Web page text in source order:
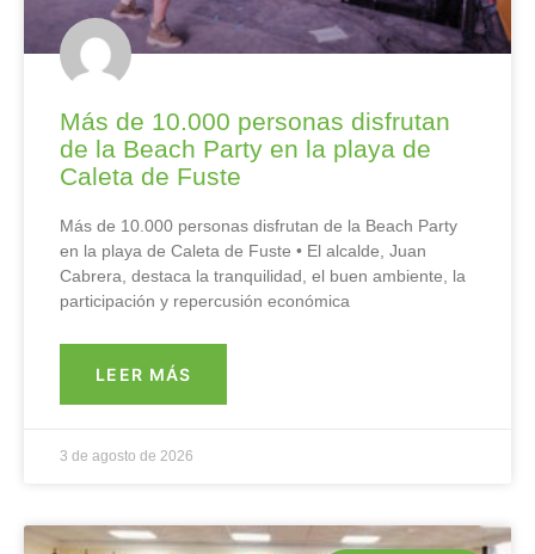
Más de 10.000 personas disfrutan
de la Beach Party en la playa de
Caleta de Fuste
Más de 10.000 personas disfrutan de la Beach Party
en la playa de Caleta de Fuste • El alcalde, Juan
Cabrera, destaca la tranquilidad, el buen ambiente, la
participación y repercusión económica
LEER MÁS
3 de agosto de 2026